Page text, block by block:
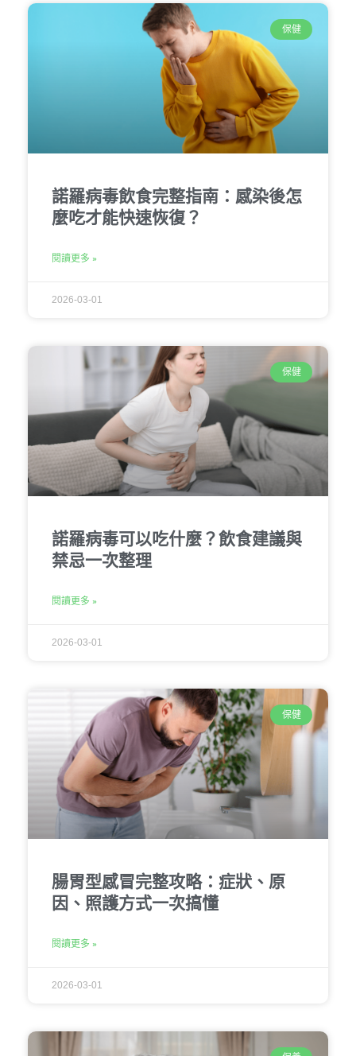
保健
諾羅病毒飲食完整指南：感染後怎
麼吃才能快速恢復？
閱讀更多 »
2026-03-01
保健
諾羅病毒可以吃什麼？飲食建議與
禁忌一次整理
閱讀更多 »
2026-03-01
保健
腸胃型感冒完整攻略：症狀、原
因、照護方式一次搞懂
閱讀更多 »
2026-03-01